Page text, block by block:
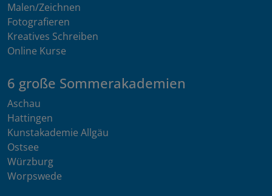
Malen/Zeichnen
Fotografieren
Kreatives Schreiben
Online Kurse
6 große Sommerakademien
Aschau
Hattingen
Kunstakademie Allgäu
Ostsee
Würzburg
Worpswede